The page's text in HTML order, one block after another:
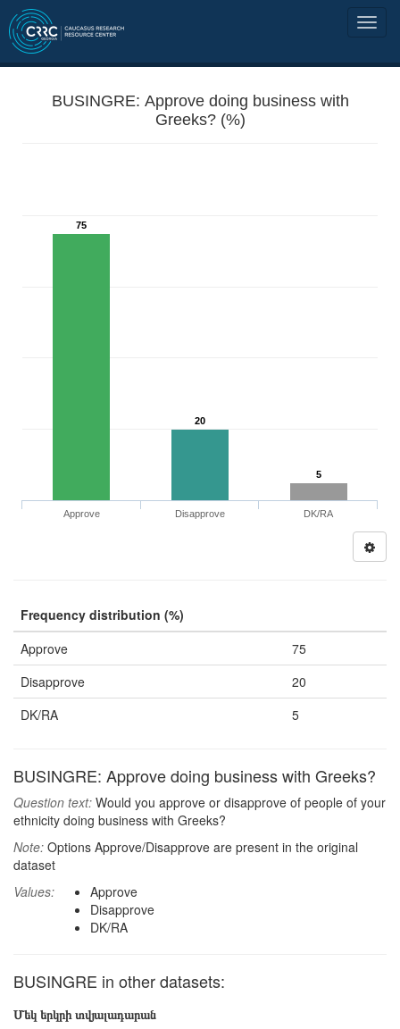
BUSINGRE: Approve doing business with
Greeks? (%)
75
20
5
Approve Disapprove DK/RA
Frequency distribution (%)
Approve
75
Disapprove
20
DK/RA
5
BUSINGRE: Approve doing business with Greeks?
Question text: Would you approve or disapprove of people of your
ethnicity doing business with Greeks?
Note: Options Approve/Disapprove are present in the original
dataset
Values:
Approve
Disapprove
DK/RA
BUSINGRE in other datasets:
Մեկ երկրի տվյալադարան